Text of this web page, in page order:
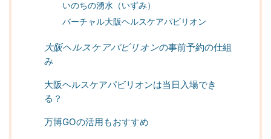
いのちの湧水（いずみ）
バーチャル大阪ヘルスケアパビリオン
大阪ヘルスケアパビリオンの事前予約の仕組
み
大阪ヘルスケアパビリオンは当日入場でき
る？
万博GOの活用もおすすめ